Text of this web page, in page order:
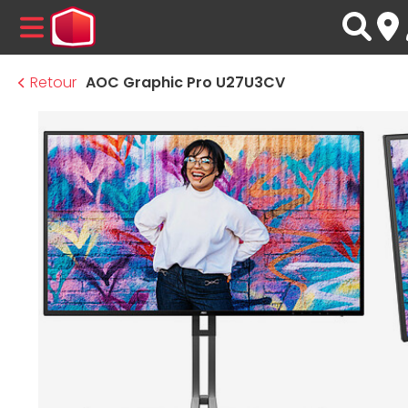
MENU
Retour AOC Graphic Pro U27U3CV